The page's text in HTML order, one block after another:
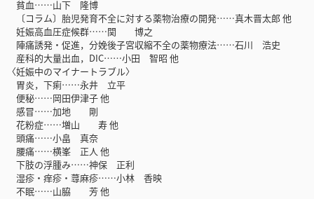
貧血……山下 隆博
〔コラム〕胎児発育不全に対する薬物治療の開発……真木晋太郎 他
妊娠高血圧症候群……関 博之
陣痛誘発・促進，分娩後子宮収縮不全の薬物療法……石川 浩史
産科的大量出血，DIC……小田 智昭 他
〈妊娠中のマイナートラブル〉
胃炎，下痢……永井 立平
便秘……岡田伊津子 他
感冒……加地 剛
花粉症……増山 寿 他
頭痛……小畠 真奈
腰痛……横峯 正人 他
下肢の浮腫み……神保 正利
湿疹・痒疹・蕁麻疹……小林 香映
不眠……山脇 芳 他